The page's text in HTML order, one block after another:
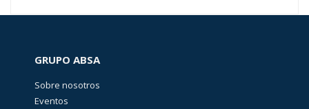
GRUPO ABSA
Sobre nosotros
Eventos